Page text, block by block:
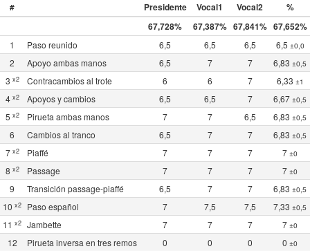
#
Presidente Vocal1 Vocal2
%
67,728%
67,387% 67,841% 67,652%
1 Paso reunido 6,5 6,5 6,5 6,5 ±0,0
2 Apoyo ambas manos 6,5 7 7 6,83 ±0,5
3 x2 Contracambios al trote 6 6 7 6,33 ±1
4 x2 Apoyos y cambios 6,5 6,5 7 6,67 ±0,5
5 x2 Pirueta ambas manos 7 7 6,5 6,83 ±0,5
6 Cambios al tranco 6,5 7 7 6,83 ±0,5
7 x2 Piaffé 7 7 7 7 ±0
8 x2 Passage 7 7 7 7 ±0
9 Transición passage-piaffé 6,5 7 7 6,83 ±0,5
10 x2 Paso español 7 7,5 7,5 7,33 ±0,5
11 x2 Jambette 7 7 7 7 ±0
12 Pirueta inversa en tres remos 0 0 0 0 ±0